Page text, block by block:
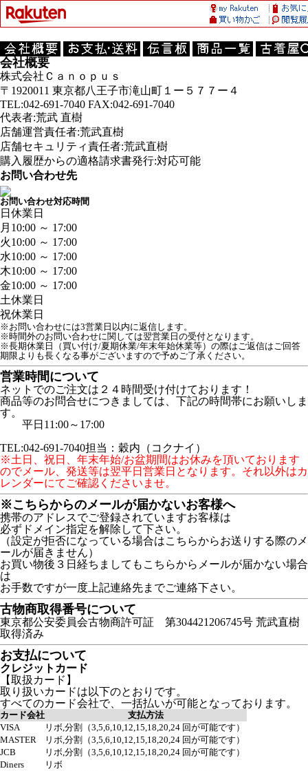
会社概要
株式会社Ｃａｎｏｐｕｓ
〒1920011 東京都八王子市滝山町１ー５７７ー４
TEL:042-691-7040 FAX:042-691-7040
代表者:荒武 直樹
店舗運営責任者:荒武直樹
店舗セキュリティ責任者:荒武直樹
購入履歴からの適格請求書発行:対応可能
お問い合わせ先
お問い合わせ対応時間
日 休業日
月 10:00 ～ 17:00
火10:00 ～ 17:00
水10:00 ～ 17:00
木10:00 ～ 17:00
金10:00 ～ 17:00
土休業日
祝休業日
※お問い合わせには3営業日以内に返信します。
※時間外のお問い合わせに関しては翌営業日の受付となります。
※長期休業日（買い付け/夏期休業/年末年始休業等）の際はご返信はご回答
期限よりも長くなる事がございますので予めご了承ください。
営業時間について
ネットでのご注文は２４時間受け付けております！
商品等のお問合せにつきましては、下記の時間帯にお願いしま
す。
平日11:00～17:00
TEL:042-691-7040担当：穀内（コクナイ）
※土日、祝日、年末年始/お盆期間はお休みを頂いております
のでメール、発送等は翌平日営業日となります。それ以外はカ
レンダーにてご確認くださいませ。
※こちらからのメールが届かないお客様へ
携帯のアドレスでご登録されていますお客様は
必ずドメイン指定を解除して下さい。
（設定が拒否になっている場合はこちらからお送りする際のメ
ールが届きません）
お買い物後３日経ちましてもこちらからメールが届かない場合
は
お手数ですが一度上記連絡先までご連絡下さい。
古物商取得番号について
東京都公安委員会古物商許可証 第304421206745号 荒武直樹
取得済み
お支払について
クレジットカード
【取扱カード】
取り扱いカードは以下のとおりです。
すべてのカード会社で、一括払いが可能となっております。
カード会社
支払方法
VISA
リボ,分割（3,5,6,10,12,15,18,20,24 回が可能です）
MASTER
リボ,分割（3,5,6,10,12,15,18,20,24 回が可能です）
JCB
リボ,分割（3,5,6,10,12,15,18,20,24 回が可能です）
Diners
リボ